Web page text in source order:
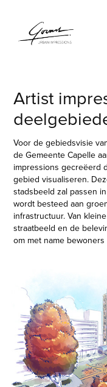
Artist
Voor de gebiedsvisie
de Gemeente Capelle
impressions gecreëerd
gebied visualiseren.
stadsbeeld zal passen
wordt besteed aan
infrastructuur. Van
straatbeeld en de
om met name